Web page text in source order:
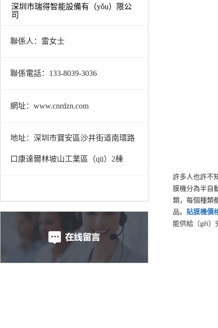
深圳市瑞得智能設備有（yǒu）限公
司
聯係人：雷女士
聯係電話：133-8039-3036
網址：www.cnrdzn.com
地址：深圳市寶安區沙井街道南環路
口康達爾林坡山工業區（qū）2棟
許多人也許不
膜機分為半自
類，每個種類
品。 貼膜機價
能供給（gěi）